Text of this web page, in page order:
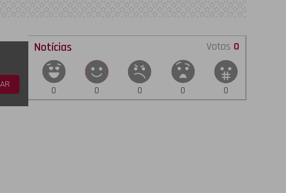
Notícias Votos 0
0 0 0 0 0